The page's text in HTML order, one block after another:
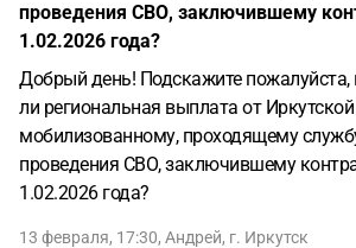
проведения СВО, заключившему
1.02.2026 года?
Добрый день! Подскажите пожалуйста,
ли региональная выплата от
мобилизованному, проходящему
проведения СВО, заключившему
1.02.2026 года?
13 февраля, 17:30, Андрей, г. Иркутск